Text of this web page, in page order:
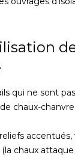
qui ne sont pas
chaux-
accentués,
chaux attaque